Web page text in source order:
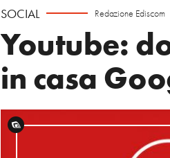
SOCIAL Redazione Ediscom
Youtube:
in casa